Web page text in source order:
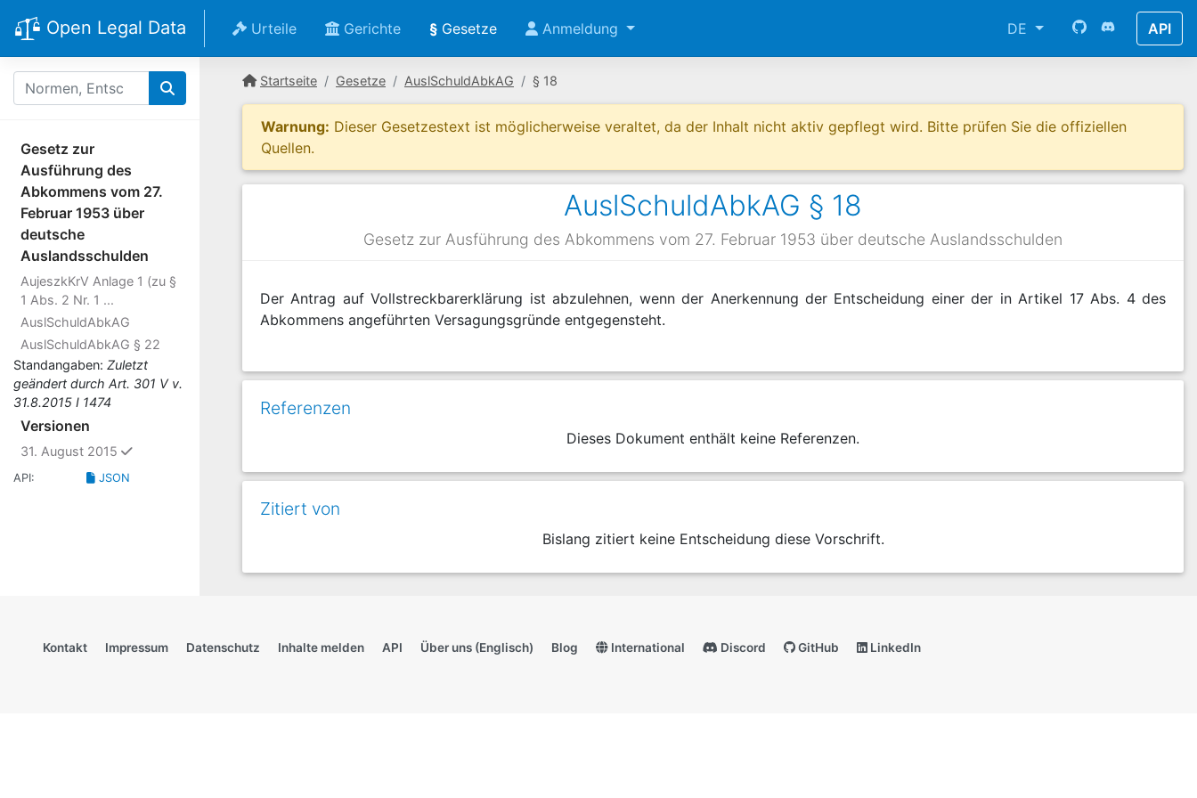
Open Legal Data Urteile Gerichte § Gesetze Anmeldung DE API
Gesetz zur
Ausführung des
Abkommens vom 27.
Februar 1953 über
deutsche
Auslandsschulden
AujeszkKrV Anlage 1 (zu §
1 Abs. 2 Nr. 1 ...
AuslSchuldAbkAG
AuslSchuldAbkAG § 22
Standangaben: Zuletzt
geändert durch Art. 301 V v.
31.8.2015 I 1474
Versionen
31. August 2015 ausgewählt
API: JSON
Startseite Gesetze AuslSchuldAbkAG § 18
Warnung: Dieser Gesetzestext ist möglicherweise veraltet, da der Inhalt nicht aktiv gepflegt wird. Bitte prüfen Sie die offiziellen
Quellen.
AuslSchuldAbkAG § 18
Gesetz zur Ausführung des Abkommens vom 27. Februar 1953 über deutsche Auslandsschulden
Der Antrag auf Vollstreckbarerklärung ist abzulehnen, wenn der Anerkennung der Entscheidung einer der in Artikel 17 Abs. 4 des
Abkommens angeführten Versagungsgründe entgegensteht.
Referenzen
Dieses Dokument enthält keine Referenzen.
Zitiert von
Bislang zitiert keine Entscheidung diese Vorschrift.
Kontakt Impressum Datenschutz Inhalte melden API Über uns (Englisch) Blog International Discord GitHub LinkedIn